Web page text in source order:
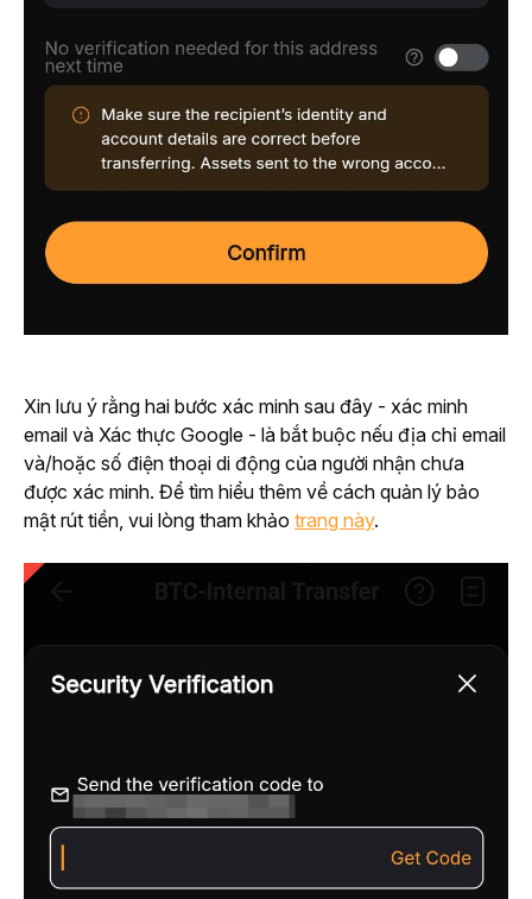
Xin lưu ý rằng hai bước xác minh sau đây - xác minh
email và Xác thực Google - là bắt buộc nếu địa chỉ email
và/hoặc số điện thoại di động của người nhận chưa
được xác minh. Để tìm hiểu thêm về cách quản lý bảo
mật rút tiền, vui lòng tham khảo trang này.